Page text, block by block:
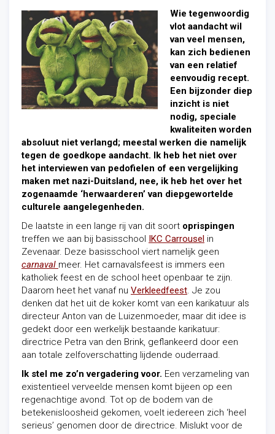
Wie tegenwoordig
vlot aandacht wil
van veel mensen,
kan zich bedienen
van een relatief
eenvoudig recept.
Een bijzonder diep
inzicht is niet
nodig, speciale
kwaliteiten worden
absoluut niet verlangd; meestal werken die namelijk
tegen de goedkope aandacht. Ik heb het niet over
het interviewen van pedofielen of een vergelijking
maken met nazi-Duitsland, nee, ik heb het over het
zogenaamde ‘herwaarderen’ van diepgewortelde
culturele aangelegenheden.
De laatste in een lange rij van dit soort oprispingen
treffen we aan bij basisschool IKC Carrousel in
Zevenaar. Deze basisschool viert namelijk geen
carnaval meer. Het carnavalsfeest is immers een
katholiek feest en de school heet openbaar te zijn.
Daarom heet het vanaf nu Verkleedfeest. Je zou
denken dat het uit de koker komt van een karikatuur als
directeur Anton van de Luizenmoeder, maar dit idee is
gedekt door een werkelijk bestaande karikatuur:
directrice Petra van den Brink, geflankeerd door een
aan totale zelfoverschatting lijdende ouderraad.
Ik stel me zo’n vergadering voor. Een verzameling van
existentieel verveelde mensen komt bijeen op een
regenachtige avond. Tot op de bodem van de
betekenisloosheid gekomen, voelt iedereen zich ‘heel
serieus’ genomen door de directrice. Mislukt voor de